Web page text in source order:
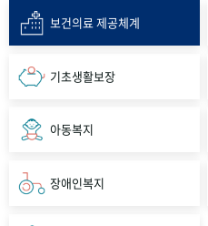
보건의료 제공체계
기초생활보장
아동복지
장애인복지